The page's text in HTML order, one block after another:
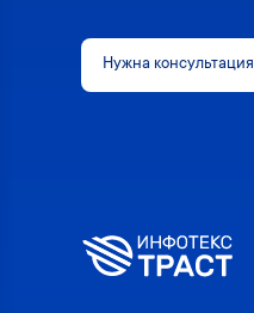
Нужна консультация